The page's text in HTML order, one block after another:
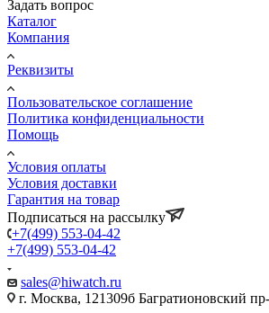
Задать вопрос
Каталог
Компания
Реквизиты
Пользовательское соглашение
Политика конфиденциальности
Помощь
Условия оплаты
Условия доставки
Гарантия на товар
Подписаться на рассылку
+7(499) 553-04-42
+7(499) 553-04-42
sales@hiwatch.ru
г. Москва, 121309б Багратионовский